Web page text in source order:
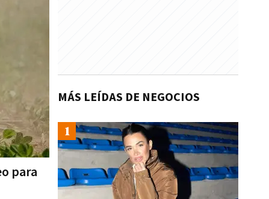
para
MÁS LEÍDAS DE NEGOCIOS